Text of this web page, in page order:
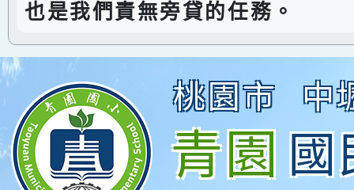
也是我們責無旁貸的任務。
桃園市 中
青園國